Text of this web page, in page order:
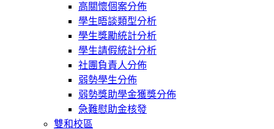
高關懷個案分佈
學生晤談類型分析
學生獎勵統計分析
學生請假統計分析
社團負責人分佈
弱勢學生分佈
弱勢獎助學金獲獎分佈
急難慰助金核發
雙和校區